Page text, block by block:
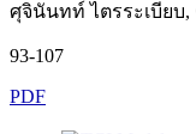
ศุจินันทท์ ไตรระเบีย
93-107
PDF